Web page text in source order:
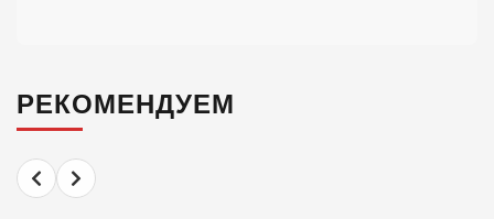
07-08-2026
«Мираторг» загадил окрестности
Люблинского водохранилища тухлой
РЕКОМЕНДУЕМ